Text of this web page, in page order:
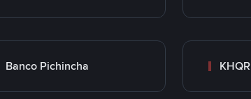
Banco Pichincha KHQR